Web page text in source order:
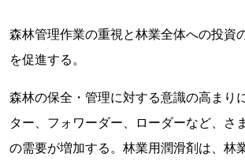
森林管理作業の重視と林業全体への投資
を促進する。
森林の保全・管理に対する意識の高まり
ター、フォワーダー、ローダーなど、さ
の需要が増加する。林業用潤滑剤は、林